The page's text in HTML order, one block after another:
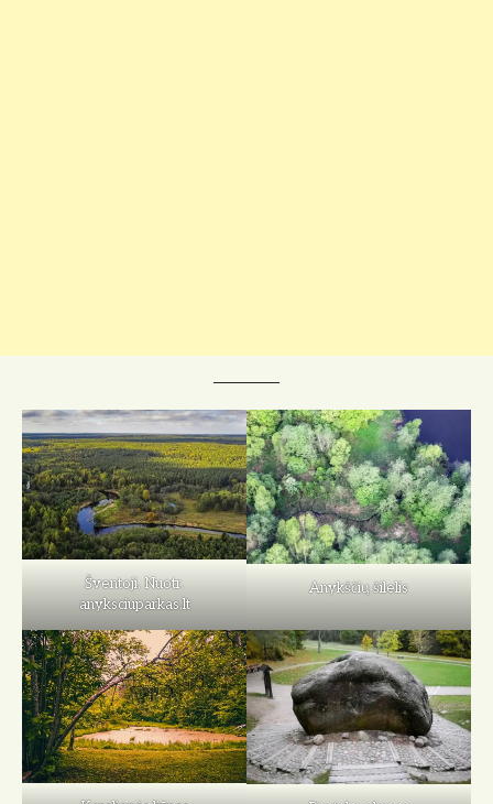
Šventoji. Nuotr.
anyksciuparkas.lt
Anykščių šilelis